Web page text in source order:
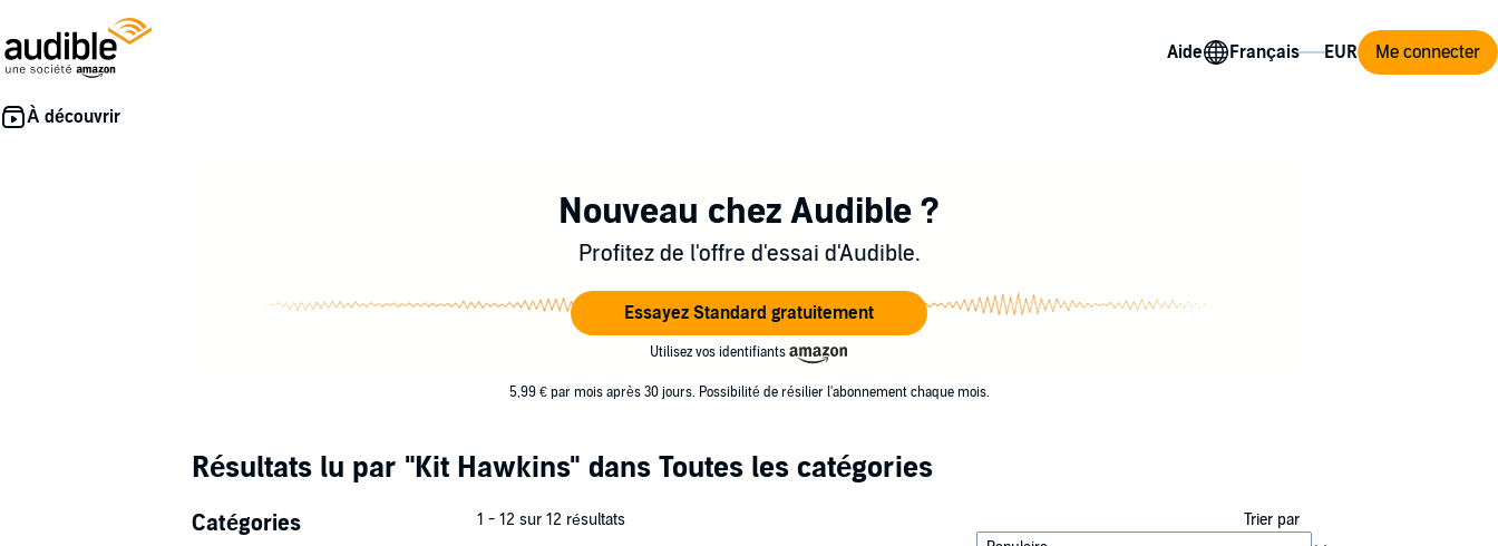
Aide Me connecter
Nouveau chez Audible ?
Profitez de l'offre d'essai d'Audible.
Essayez Standard gratuitement
Utilisez vos identifiants
5,99 € par mois après 30 jours. Possibilité de résilier l'abonnement chaque mois.
Résultats lu par "Kit Hawkins" dans Toutes les catégories
Catégories 1 - 12 sur 12 résultats Trier par